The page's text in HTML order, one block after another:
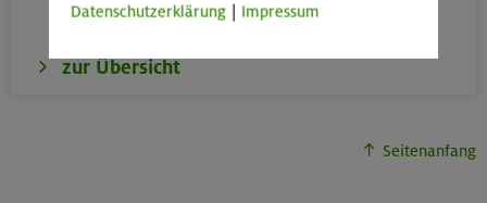
zur Übersicht
Seitenanfang
Datenschutzerklärung Impressum